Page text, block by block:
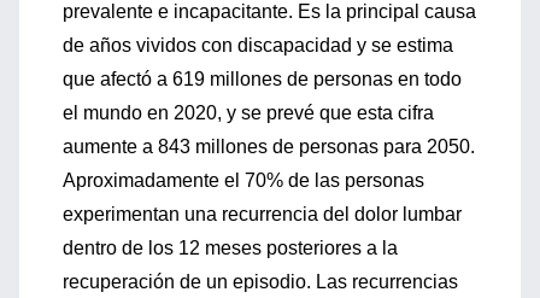
prevalente e incapacitante. Es la principal causa
de años vividos con discapacidad y se estima
que afectó a 619 millones de personas en todo
el mundo en 2020, y se prevé que esta cifra
aumente a 843 millones de personas para 2050.
Aproximadamente el 70% de las personas
experimentan una recurrencia del dolor lumbar
dentro de los 12 meses posteriores a la
recuperación de un episodio. Las recurrencias